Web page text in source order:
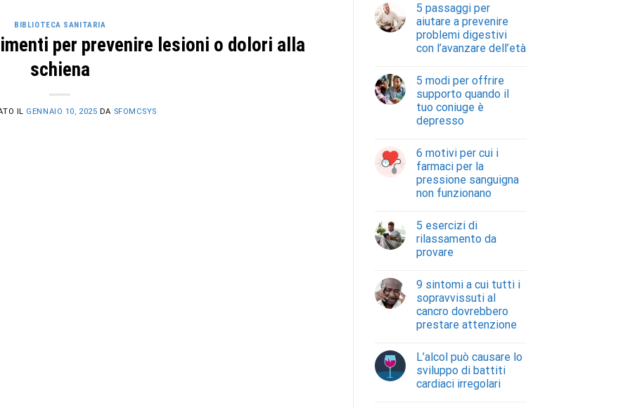
BIBLIOTECA SANITARIA
per prevenire lesioni o dolori alla
schiena
IL GENNAIO 10, 2025 DA SFOMCSYS
5 passaggi per
aiutare a prevenire
problemi digestivi
con l’avanzare dell’età
5 modi per offrire
supporto quando il
tuo coniuge è
depresso
6 motivi per cui i
farmaci per la
pressione sanguigna
non funzionano
5 esercizi di
rilassamento da
provare
9 sintomi a cui tutti i
sopravvissuti al
cancro dovrebbero
prestare attenzione
L’alcol può causare lo
sviluppo di battiti
cardiaci irregolari